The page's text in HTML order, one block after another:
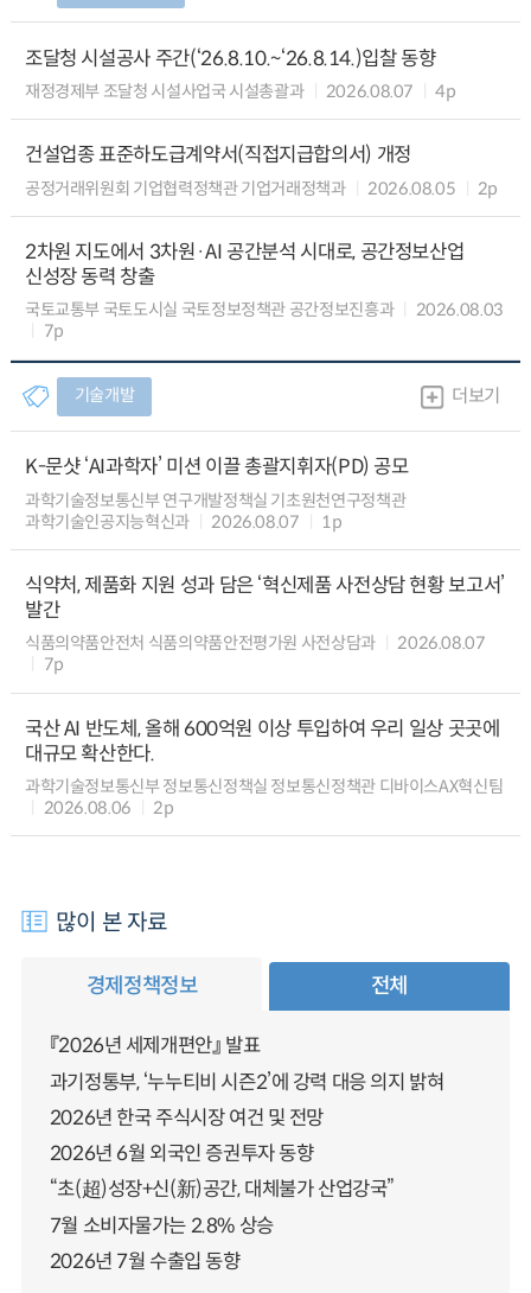
조달청 시설공사 주간(‘26.8.10.~‘26.8.14.)입찰 동향
재정경제부 조달청 시설사업국 시설총괄과 2026.08.07 4p
건설업종 표준하도급계약서(직접지급합의서) 개정
공정거래위원회 기업협력정책관 기업거래정책과 2026.08.05 2p
2차원 지도에서 3차원·AI 공간분석 시대로, 공간정보산업
신성장 동력 창출
국토교통부 국토도시실 국토정보정책관 공간정보진흥과
2026.08.03
7p
기술개발 더보기
K-문샷 ‘AI과학자’ 미션 이끌 총괄지휘자(PD) 공모
과학기술정보통신부 연구개발정책실 기초원천연구정책관
과학기술인공지능혁신과
2026.08.07 1p
식약처, 제품화 지원 성과 담은 ‘혁신제품 사전상담 현황 보고서’
발간
식품의약품안전처 식품의약품안전평가원 사전상담과
2026.08.07
7p
국산 AI 반도체, 올해 600억원 이상 투입하여 우리 일상 곳곳에
대규모 확산한다.
과학기술정보통신부 정보통신정책실 정보통신정책관 디바이스AX혁신팀
2026.08.06
2p
많이 본 자료
경제정책정보 전체
『2026년 세제개편안』 발표
과기정통부, ‘누누티비 시즌2’에 강력 대응 의지 밝혀
2026년 한국 주식시장 여건 및 전망
2026년 6월 외국인 증권투자 동향
“초(超)성장+신(新)공간, 대체불가 산업강국”
7월 소비자물가는 2.8% 상승
2026년 7월 수출입 동향